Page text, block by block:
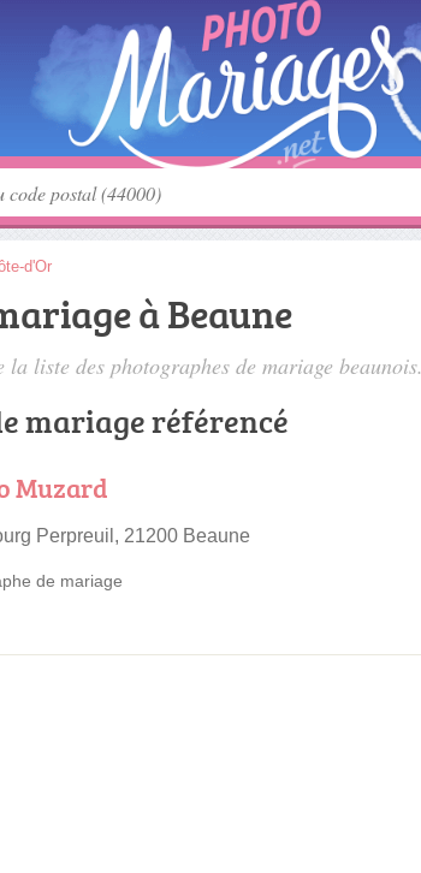
d'Or
à Beaune
la liste des photographes de mariage beaunois.
mariage référencé
Muzard
Perpreuil, 21200 Beaune
de mariage